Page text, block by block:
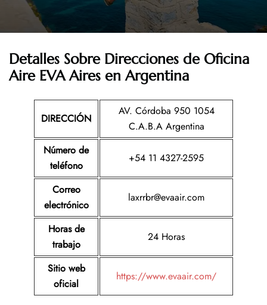
Detalles Sobre Direcciones de Oficina
Aire EVA Aires en Argentina
DIRECCIÓN
AV. Córdoba 950 1054
C.A.B.A Argentina
Número de
teléfono
+54 11 4327-2595
Correo
electrónico
laxrrbr@evaair.com
Horas de
trabajo
24 Horas
Sitio web
oficial
https://www.evaair.com/